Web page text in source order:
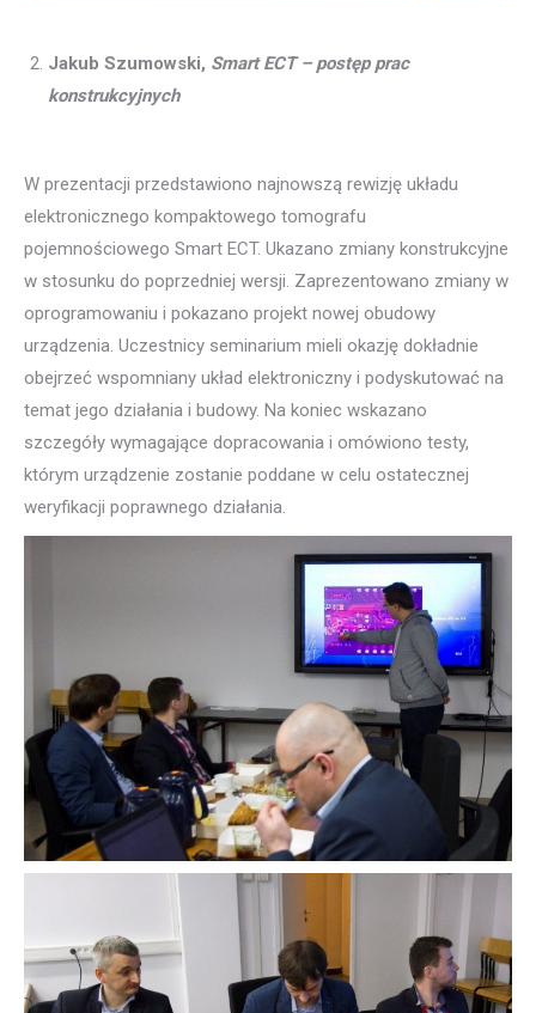
Jakub Szumowski, Smart ECT – postęp prac
konstrukcyjnych
W prezentacji przedstawiono najnowszą rewizję układu
elektronicznego kompaktowego tomografu
pojemnościowego Smart ECT. Ukazano zmiany konstrukcyjne
w stosunku do poprzedniej wersji. Zaprezentowano zmiany w
oprogramowaniu i pokazano projekt nowej obudowy
urządzenia. Uczestnicy seminarium mieli okazję dokładnie
obejrzeć wspomniany układ elektroniczny i podyskutować na
temat jego działania i budowy. Na koniec wskazano
szczegóły wymagające dopracowania i omówiono testy,
którym urządzenie zostanie poddane w celu ostatecznej
weryfikacji poprawnego działania.